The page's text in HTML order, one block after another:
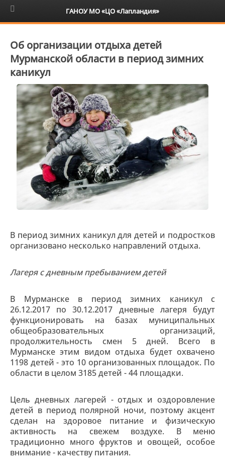
6+
Об организации отдыха детей
Мурманской области в период зимних
каникул
В период зимних каникул для детей и подростков
организовано несколько направлений отдыха.
Лагеря с дневным пребыванием детей
В Мурманске в период зимних каникул с
26.12.2017 по 30.12.2017 дневные лагеря будут
функционировать на базах муниципальных
общеобразовательных организаций,
продолжительность смен 5 дней. Всего в
Мурманске этим видом отдыха будет охвачено
1198 детей - это 10 организованных площадок. По
области в целом 3185 детей - 44 площадки.
Цель дневных лагерей - отдых и оздоровление
детей в период полярной ночи, поэтому акцент
сделан на здоровое питание и физическую
активность на свежем воздухе. В меню
традиционно много фруктов и овощей, особое
внимание - качеству питания.
ГАНОУ МО «ЦО «Лапландия»